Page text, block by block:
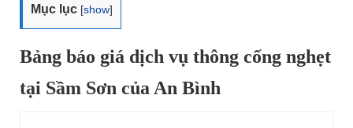
Mục lục [show]
Bảng báo giá dịch vụ thông cống nghẹt
tại Sầm Sơn của An Bình